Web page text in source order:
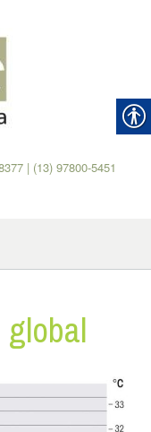
| (13) 97800-5451